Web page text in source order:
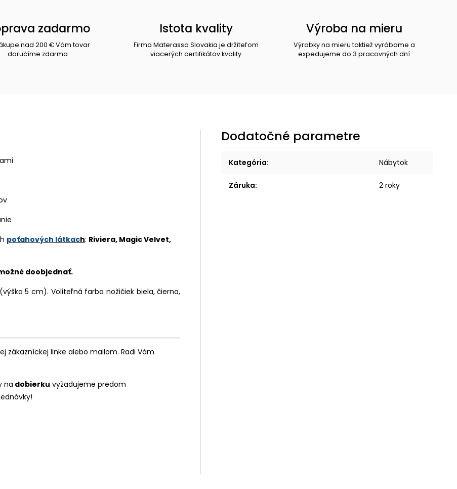
zadarmo
nad 200 € Vám tovar
doručíme zdarma
Istota kvality
Firma Materasso Slovakia je držiteľom
viacerých certifikátov kvality
Výroba na mieru
Výrobky na mieru taktiež vyrábame a
expedujeme do 3 pracovných dní
poťahových látkach: Riviera, Magic Velvet,
doobjednať.
5 cm). Voliteľná farba nožičiek biela, čierna,
linke alebo mailom. Radi Vám
na dobierku vyžadujeme predom
Dodatočné parametre
Kategória: Nábytok
Záruka: 2 roky